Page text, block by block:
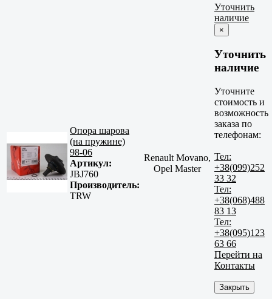
Опора шарова
(на пружине)
98-06
Артикул:
JBJ760
Производитель:
TRW
Renault Movano,
Opel Master
Уточнить
наличие
×
Уточнить
наличие
Уточните
стоимость и
возможность
заказа по
телефонам:
Тел:
+38(099)252
33 32
Тел:
+38(068)488
83 13
Тел:
+38(095)123
63 66
Перейти на
Контакты
Закрыть